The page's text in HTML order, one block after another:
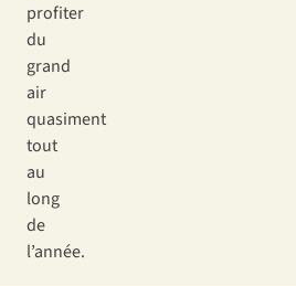
profiter
du
grand
air
quasiment
tout
au
long
de
l’année.